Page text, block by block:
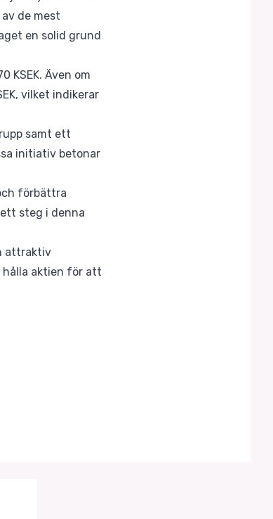
de mest
en solid grund
KSEK. Även om
vilket indikerar
samt ett
initiativ betonar
förbättra
steg i denna
attraktiv
hålla aktien för att